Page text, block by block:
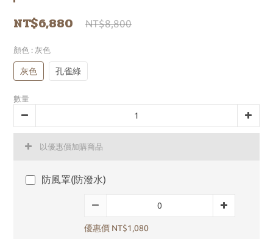
NT$8,800
NT$6,880
顏色 : 灰色
灰色 孔雀綠
數量
以優惠價加購商品
防風罩(防潑水)
優惠價 NT$1,080